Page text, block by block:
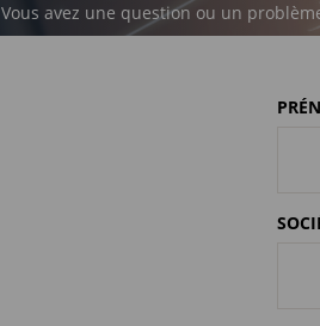
Vous avez une question ou un